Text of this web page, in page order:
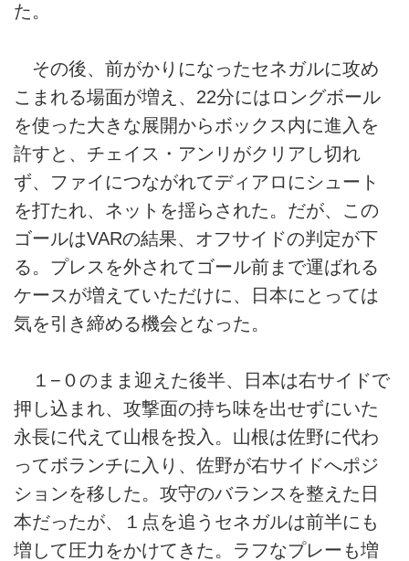
た。
その後、前がかりになったセネガルに攻め
こまれる場面が増え、22分にはロングボール
を使った大きな展開からボックス内に進入を
許すと、チェイス・アンリがクリアし切れ
ず、ファイにつながれてディアロにシュート
を打たれ、ネットを揺らされた。だが、この
ゴールはVARの結果、オフサイドの判定が下
る。プレスを外されてゴール前まで運ばれる
ケースが増えていただけに、日本にとっては
気を引き締める機会となった。
１−０のまま迎えた後半、日本は右サイドで
押し込まれ、攻撃面の持ち味を出せずにいた
永長に代えて山根を投入。山根は佐野に代わ
ってボランチに入り、佐野が右サイドへポジ
ションを移した。攻守のバランスを整えた日
本だったが、１点を追うセネガルは前半にも
増して圧力をかけてきた。ラフなプレーも増